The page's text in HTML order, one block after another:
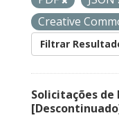
Creative
Filtrar
Solicitações de